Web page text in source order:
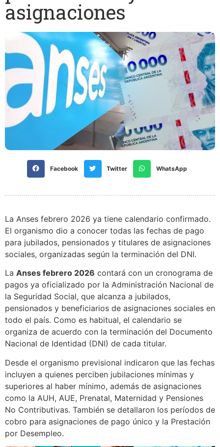
asignaciones
Facebook Twitter WhatsApp
La Anses febrero 2026 ya tiene calendario confirmado.
El organismo dio a conocer todas las fechas de pago
para jubilados, pensionados y titulares de asignaciones
sociales, organizadas según la terminación del DNI.
La Anses febrero 2026 contará con un cronograma de
pagos ya oficializado por la Administración Nacional de
la Seguridad Social, que alcanza a jubilados,
pensionados y beneficiarios de asignaciones sociales en
todo el país. Como es habitual, el calendario se
organiza de acuerdo con la terminación del Documento
Nacional de Identidad (DNI) de cada titular.
Desde el organismo previsional indicaron que las fechas
incluyen a quienes perciben jubilaciones mínimas y
superiores al haber mínimo, además de asignaciones
como la AUH, AUE, Prenatal, Maternidad y Pensiones
No Contributivas. También se detallaron los períodos de
cobro para asignaciones de pago único y la Prestación
por Desempleo.